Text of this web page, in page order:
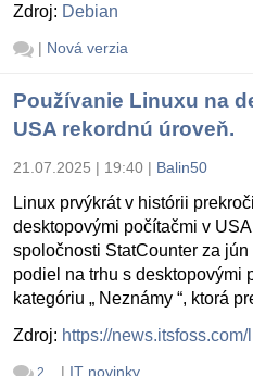
Zdroj: Debian
| Nová verzia
Používanie Linuxu na
USA rekordnú úroveň.
21.07.2025 | 19:40 | Balin50
Linux prvýkrát v histórii
desktopovými počítačmi v
spoločnosti StatCounter za
podiel na trhu s desktopovými
kategóriu „ Neznámy “, ktorá
Zdroj: https://
2 | IT novinky